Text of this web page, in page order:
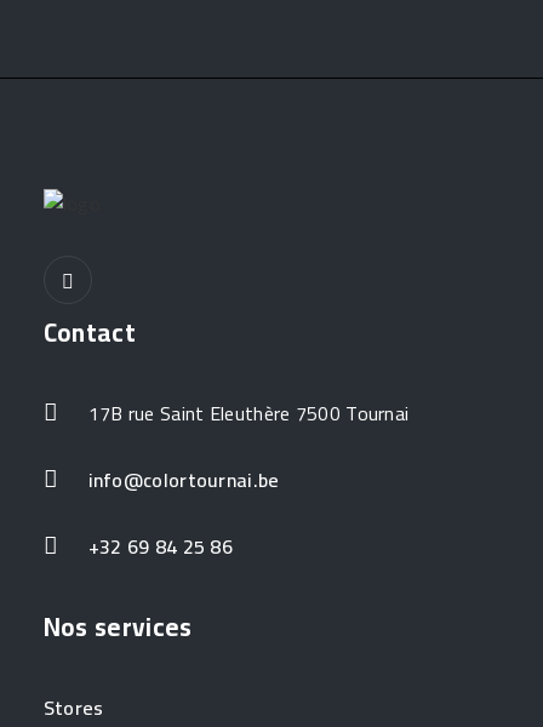
Contact
17B rue Saint Eleuthère 7500 Tournai
info@colortournai.be
+32 69 84 25 86
Nos services
Stores